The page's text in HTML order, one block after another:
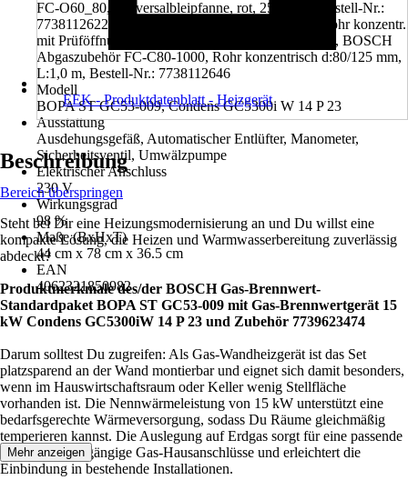
FC-O60_80, Universalbleipfanne, rot, 25-45 Gr, Bestell-Nr.:
7738112622, BOSCH Abgaszubehör FC-CR80, Rohr konzentr.
mit Prüföffnung, d:80/125, Bestell-Nr.: 7738112666, BOSCH
Abgaszubehör FC-C80-1000, Rohr konzentrisch d:80/125 mm,
L:1,0 m, Bestell-Nr.: 7738112646
Modell
BOPA ST GC53-009, Condens GC5300i W 14 P 23
Ausstattung
Ausdehungsgefäß, Automatischer Entlüfter, Manometer,
Sicherheitsventil, Umwälzpumpe
Elektrischer Anschluss
230 V
Wirkungsgrad
98 %
Maße (BxHxT)
44 cm x 78 cm x 36.5 cm
EAN
4062321850982
EEK - Produktdatenblatt - Heizgerät
Beschreibung
Bereich überspringen
Steht bei Dir eine Heizungsmodernisierung an und Du willst eine
kompakte Lösung, die Heizen und Warmwasserbereitung zuverlässig
abdeckt?
Produktmerkmale des/der BOSCH Gas-Brennwert-
Standardpaket BOPA ST GC53-009 mit Gas-Brennwertgerät 15
kW Condens GC5300iW 14 P 23 und Zubehör 7739623474
Darum solltest Du zugreifen: Als Gas-Wandheizgerät ist das Set
platzsparend an der Wand montierbar und eignet sich damit besonders,
wenn im Hauswirtschaftsraum oder Keller wenig Stellfläche
vorhanden ist. Die Nennwärmeleistung von 15 kW unterstützt eine
bedarfsgerechte Wärmeversorgung, sodass Du Räume gleichmäßig
temperieren kannst. Die Auslegung auf Erdgas sorgt für eine passende
Anbindung an gängige Gas-Hausanschlüsse und erleichtert die
Einbindung in bestehende Installationen.
Mehr anzeigen